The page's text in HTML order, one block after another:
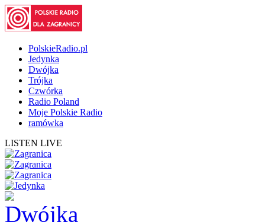
PolskieRadio.pl
Jedynka
Dwójka
Trójka
Czwórka
Radio Poland
Moje Polskie Radio
ramówka
LISTEN LIVE